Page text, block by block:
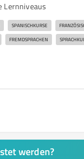
Lernniveaus
SPANISCHKURSE
FREMDSPRACHEN
werden?